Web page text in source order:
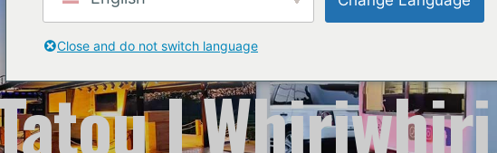
I
Close and do not switch language